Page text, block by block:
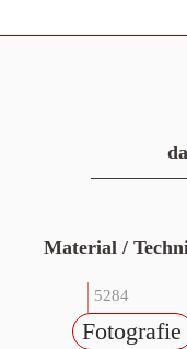
Material /
5284
Fotografie